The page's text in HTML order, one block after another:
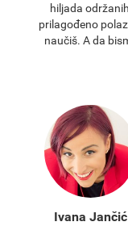
hiljada
prilagođeno
naučiš. A da
Ivana Jančić